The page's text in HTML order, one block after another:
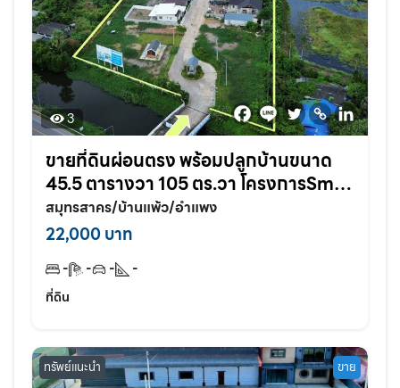
3
ขายที่ดินผ่อนตรง พร้อมปลูกบ้านขนาด
45.5 ตารางวา 105 ตร.วา โครงการSmile
land อำแพง สวนส้ม สมุทรสาคร
สมุทรสาคร/บ้านแพ้ว/อำแพง
22,000 บาท
- - -
-
ที่ดิน
ทรัพย์แนะนำ ขาย